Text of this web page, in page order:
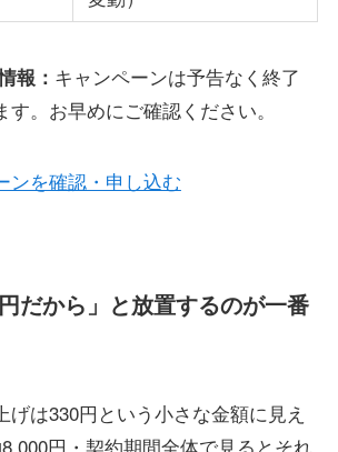
報： キャンペーンは予告なく終了
。お早めにご確認ください。
ンを確認・申し込む
だから」と放置するのが一番
げは330円という小さな金額に見え
円・契約期間全体で見るとそれ